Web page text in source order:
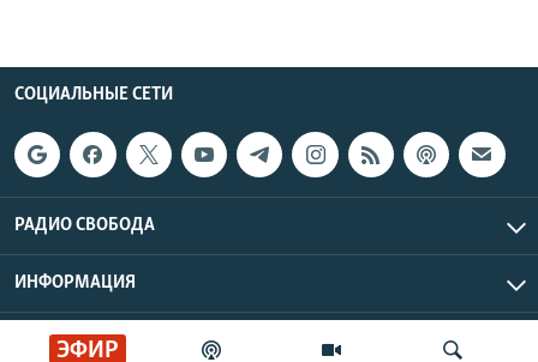
ЭФИР
СОЦИАЛЬНЫЕ СЕТИ
РАДИО СВОБОДА
ИНФОРМАЦИЯ
Радио Свобода © 2026 RFE/RL, Inc. | Все права защищены.